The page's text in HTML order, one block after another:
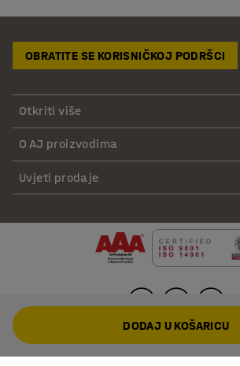
OBRATITE SE KORISNIČKOJ PODRŠCI
Otkriti više
O AJ proizvodima
Uvjeti prodaje
DODAJ U KOŠARICU